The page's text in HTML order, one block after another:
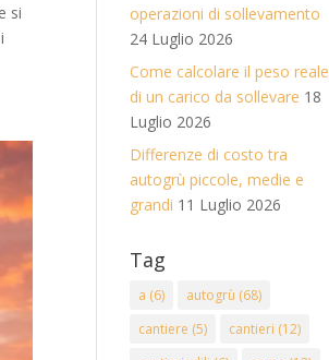
si
operazioni di sollevamento
24 Luglio 2026
Come calcolare il peso reale
di un carico da sollevare 18
Luglio 2026
Differenze di costo tra
autogrù piccole, medie e
grandi 11 Luglio 2026
Tag
a (6) autogrù (68)
cantiere (5) cantieri (12)